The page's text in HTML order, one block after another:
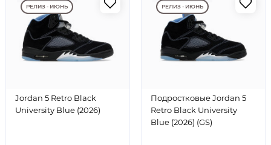
РЕЛИЗ - ИЮНЬ
Jordan 5 Retro Black
University Blue (2026)
РЕЛИЗ - ИЮНЬ
Подростковые Jordan 5
Retro Black University
Blue (2026) (GS)